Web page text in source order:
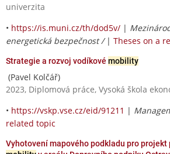
univerzita
• https://is.muni.cz/th/dod5v/ |
energetická bezpečnost / | Theses on a
Strategie a rozvoj vodíkové mobility
(Pavel Kolčář)
2023, Diplomová práce, Vysoká škola
• https://vskp.vse.cz/eid/91211 |
related topic
Vyhotovení mapového podkladu pro projekt